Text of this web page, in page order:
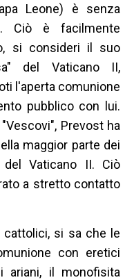
Leone) è senza
Ciò è facilmente
si consideri il suo
del Vaticano II,
l'aperta comunione
pubblico con lui.
Prevost ha
maggior parte dei
Vaticano II. Ciò
a stretto contatto
si sa che le
con eretici
ariani, il monofisita